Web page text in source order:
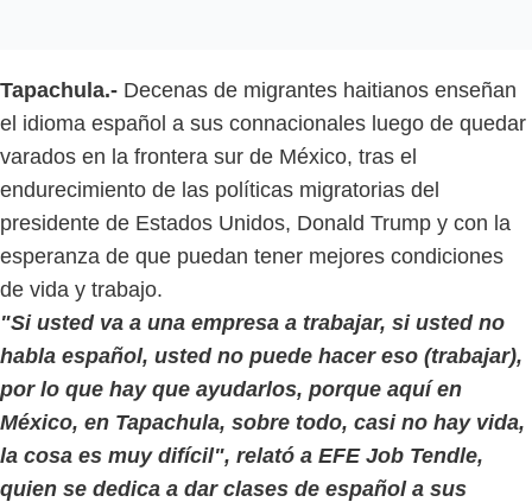
Tapachula.- Decenas de migrantes haitianos enseñan
el idioma español a sus connacionales luego de quedar
varados en la frontera sur de México, tras el
endurecimiento de las políticas migratorias del
presidente de Estados Unidos, Donald Trump y con la
esperanza de que puedan tener mejores condiciones
de vida y trabajo.
"Si usted va a una empresa a trabajar, si usted no
habla español, usted no puede hacer eso (trabajar),
por lo que hay que ayudarlos, porque aquí en
México, en Tapachula, sobre todo, casi no hay vida,
la cosa es muy difícil", relató a EFE Job Tendle,
quien se dedica a dar clases de español a sus